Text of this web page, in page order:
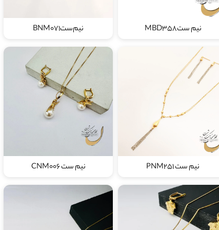
نیم ستMBD358 نیم‌ستBNM071
نیم ست PNM251 نیم ست CNM006